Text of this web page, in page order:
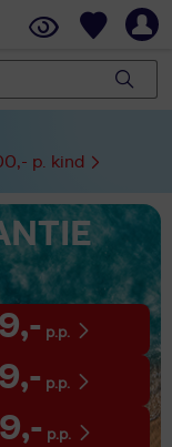
p. kind
p.p.
p.p.
p.p.